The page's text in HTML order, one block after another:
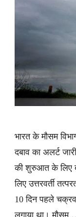
भारत के मौसम
दबाव का अलर्ट
की शुरुआत के लिए
लिए उत्तरवर्ती
10 दिन पहले